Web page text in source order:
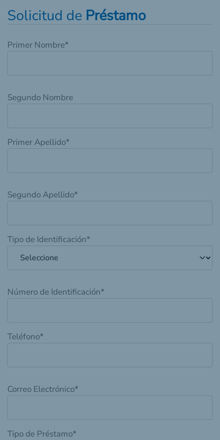
Solicitud de Préstamo
Primer Nombre*
Segundo Nombre
Primer Apellido*
Segundo Apellido*
Tipo de Identificación*
Número de Identificación*
Teléfono*
Correo Electrónico*
Tipo de Préstamo*